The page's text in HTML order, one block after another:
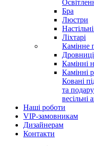
Бра
Люстри
Ліхтарі
Камінне
Дровниці
Камінні
Камінні
Ковані
та
весільні
Наші роботи
VIP-замовникам
Дизайнерам
Контакти